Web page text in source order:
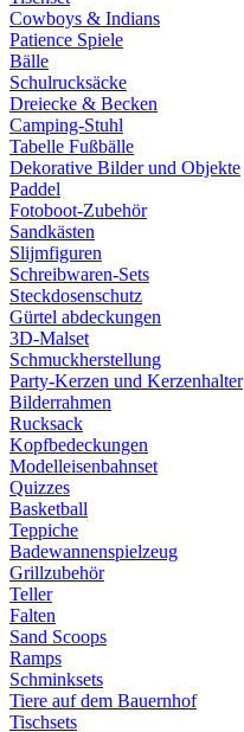
Cowboys & Indians
Patience Spiele
Bälle
Schulrucksäcke
Dreiecke & Becken
Camping-Stuhl
Tabelle Fußbälle
Dekorative Bilder und Objekte
Paddel
Fotoboot-Zubehör
Sandkästen
Slijmfiguren
Schreibwaren-Sets
Steckdosenschutz
Gürtel abdeckungen
3D-Malset
Schmuckherstellung
Party-Kerzen und Kerzenhalter
Bilderrahmen
Rucksack
Kopfbedeckungen
Modelleisenbahnset
Quizzes
Basketball
Teppiche
Badewannenspielzeug
Grillzubehör
Teller
Falten
Sand Scoops
Ramps
Schminksets
Tiere auf dem Bauernhof
Tischsets